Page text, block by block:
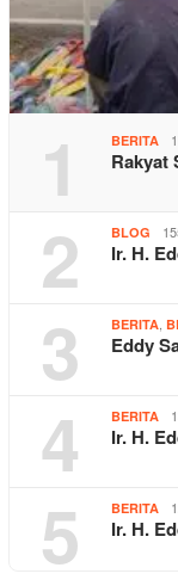
1 BERITA
Rakyat
2 BLOG
Ir. H.
3 BERITA
Eddy
4 BERITA
Ir. H.
5 BERITA
Ir. H.